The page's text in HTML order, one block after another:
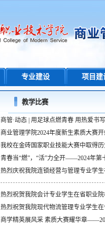
专业建设 项目建
教学比赛
商管·动态 | 用足球点燃青春 用热爱书
商业管理学院2024年度新生素质大赛
我校在金砖国家职业技能大赛中取得
青春当“燃”，“活”力全开——2024年第
热烈庆祝我院连锁经营与管理专业学
热烈祝贺我院会计专业学生在省职业
热烈祝贺我院现代物流管理专业学生
商学精英展风采 素质大赛耀华章